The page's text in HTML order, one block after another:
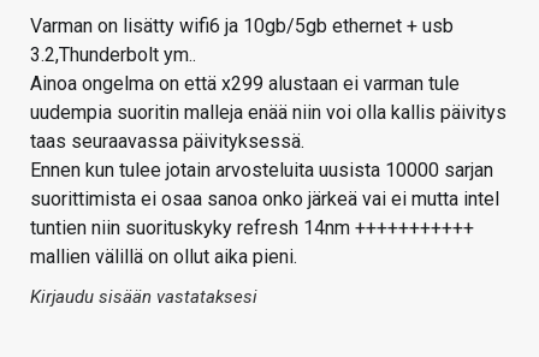
Varman on lisätty wifi6 ja 10gb/5gb ethernet + usb
3.2,Thunderbolt ym..
Ainoa ongelma on että x299 alustaan ei varman tule
uudempia suoritin malleja enää niin voi olla kallis päivitys
taas seuraavassa päivityksessä.
Ennen kun tulee jotain arvosteluita uusista 10000 sarjan
suorittimista ei osaa sanoa onko järkeä vai ei mutta intel
tuntien niin suorituskyky refresh 14nm +++++++++++
mallien välillä on ollut aika pieni.
Kirjaudu sisään vastataksesi